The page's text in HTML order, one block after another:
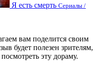
Я есть смерть Сериалы /
вам поделится своим
будет полезен зрителям,
эту дораму.